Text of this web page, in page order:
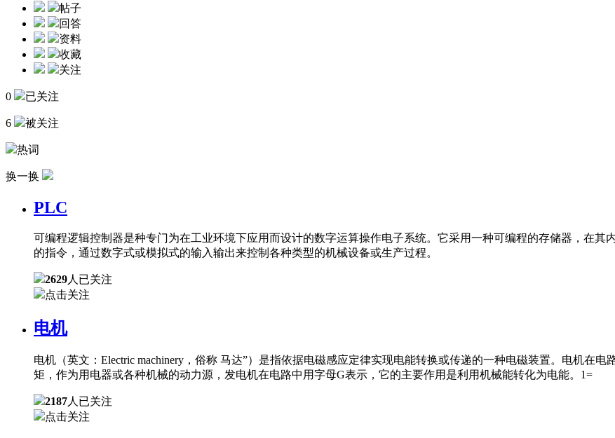
帖子
回答
资料
收藏
关注
0 已关注
6 被关注
热词
换一换
PLC
可编程逻辑控制器是种专门为在工业环境下应用而设计的数字运算操作电子系统。它采用一种可编程的存储器，在
的指令，通过数字式或模拟式的输入输出来控制各种类型的机械设备或生产过程。
2629人已关注
点击关注
电机
电机（英文：Electric machinery，俗称 马达”）是指依据电磁感应定律实现电能转换或传递的一种电磁装置。电机在
矩，作为用电器或各种机械的动力源，发电机在电路中用字母G表示，它的主要作用是利用机械能转化为电能。1=
2187人已关注
点击关注